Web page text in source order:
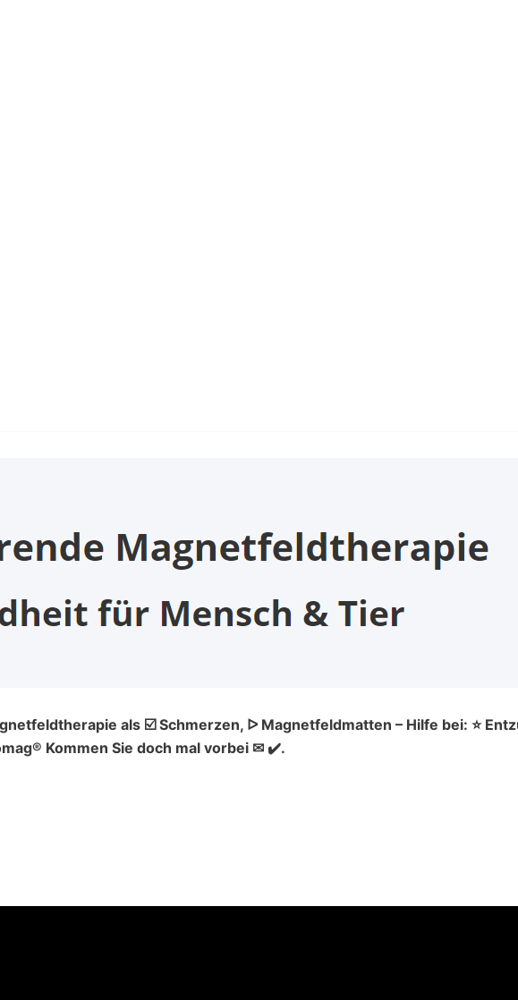
als ☑️ Schmerzen, ᐅ Magnetfeldmatten – Hilfe bei: ⭐
Kommen Sie doch mal vorbei ✉ ✔️.